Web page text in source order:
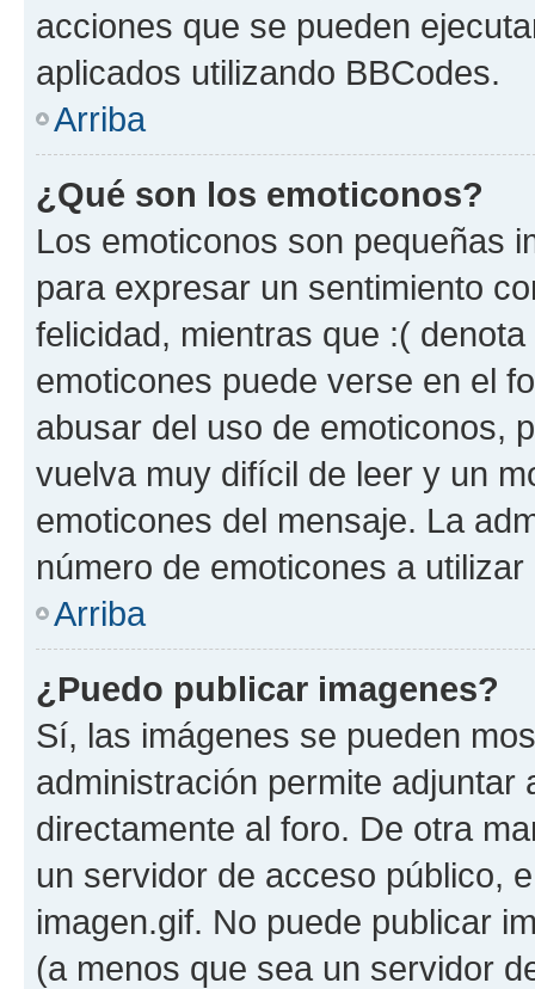
acciones que se pueden
aplicados utilizando BBCodes.
Arriba
¿Qué son los emoticonos?
Los emoticonos son pequeñas
para expresar un sentimiento
felicidad, mientras que :(
emoticones puede verse en el
abusar del uso de emoticonos,
vuelva muy difícil de leer y un
emoticones del mensaje. La
número de emoticones a
Arriba
¿Puedo publicar imagenes?
Sí, las imágenes se pueden
administración permite
directamente al foro. De otra
un servidor de acceso público,
imagen.gif. No puede publicar
(a menos que sea un servidor